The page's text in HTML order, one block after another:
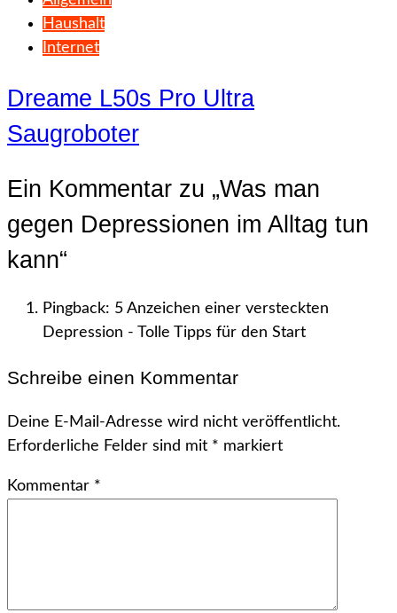
Haushalt
Internet
Dreame L50s Pro Ultra
Saugroboter
Ein Kommentar zu „Was man
gegen Depressionen im Alltag tun
kann“
Pingback: 5 Anzeichen einer versteckten
Depression - Tolle Tipps für den Start
Schreibe einen Kommentar
Deine E-Mail-Adresse wird nicht veröffentlicht.
Erforderliche Felder sind mit * markiert
Kommentar *